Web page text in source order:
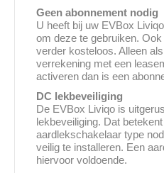
Geen abonnement nodig
U heeft bij uw EVBox
om deze te gebruiken.
verder kosteloos. Alleen
verrekening met een
activeren dan is een
DC lekbeveiliging
De EVBox Liviqo is
lekbeveiliging. Dat
aardlekschakelaar type
veilig te installeren. Een
hiervoor voldoende.